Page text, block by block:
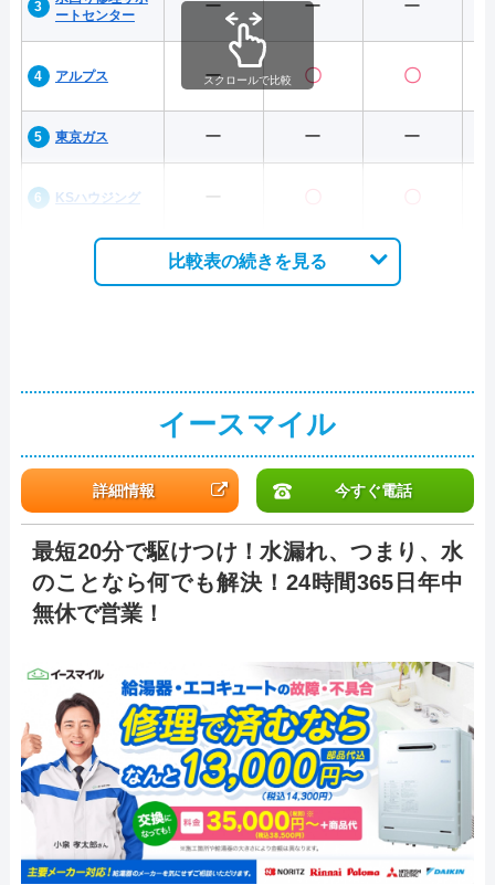
ートセンター
ー ー ー
アルプス ー 〇 〇
東京ガス ー ー ー
KSハウジング ー 〇 〇
スクロールで比較
比較表の続きを見る
イースマイル
詳細情報 今すぐ電話
最短20分で駆けつけ！水漏れ、つまり、水
のことなら何でも解決！24時間365日年中
無休で営業！